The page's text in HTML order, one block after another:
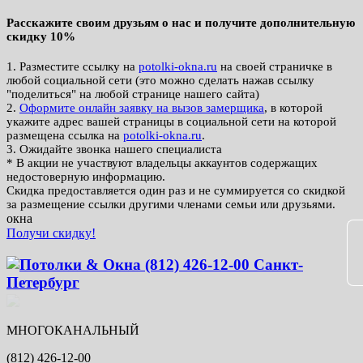
Расскажите своим друзьям о нас и получите дополнительную
скидку 10%
1. Разместите ссылку на potolki-okna.ru на своей страничке в
любой социальной сети (это можно сделать нажав ссылку
"поделиться" на любой странице нашего сайта)
2. Оформите онлайн заявку на вызов замерщика, в которой
укажите адрес вашей страницы в социальной сети на которой
размещена ссылка на potolki-okna.ru.
3. Ожидайте звонка нашего специалиста
* В акции не участвуют владельцы аккаунтов содержащих
недостоверную информацию.
Скидка предоставляется один раз и не суммируется со скидкой
за размещение ссылки другими членами семьи или друзьями.
окна
Получи скидку!
МНОГОКАНАЛЬНЫЙ
(812) 426-12-00